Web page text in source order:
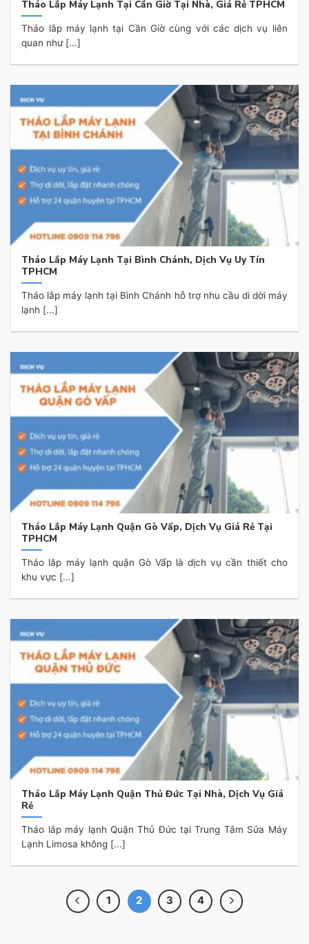
Tháo Lắp Máy Lạnh Tại Cần Giờ Tại Nhà, Giá Rẻ TPHCM
Tháo lắp máy lạnh tại Cần Giờ cùng với các dịch vụ liên
quan như [...]
Tháo Lắp Máy Lạnh Tại Bình Chánh, Dịch Vụ Uy Tín
TPHCM
Tháo lắp máy lạnh tại Bình Chánh hỗ trợ nhu cầu di dời máy
lạnh [...]
Tháo Lắp Máy Lạnh Quận Gò Vấp, Dịch Vụ Giá Rẻ Tại
TPHCM
Tháo lắp máy lạnh quận Gò Vấp là dịch vụ cần thiết cho
khu vực [...]
Tháo Lắp Máy Lạnh Quận Thủ Đức Tại Nhà, Dịch Vụ Giá
Rẻ
Tháo lắp máy lạnh Quận Thủ Đức tại Trung Tâm Sửa Máy
Lạnh Limosa không [...]
1 2 3 4